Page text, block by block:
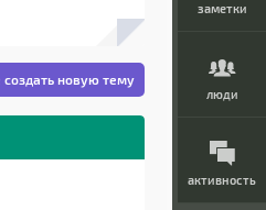
заметки
люди
активность
новую тему